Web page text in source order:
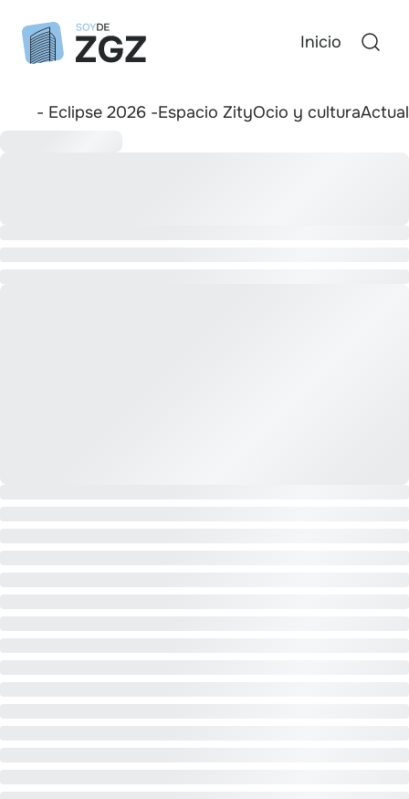
Inicio
- Eclipse 2026 -Espacio ZityOcio y cultura